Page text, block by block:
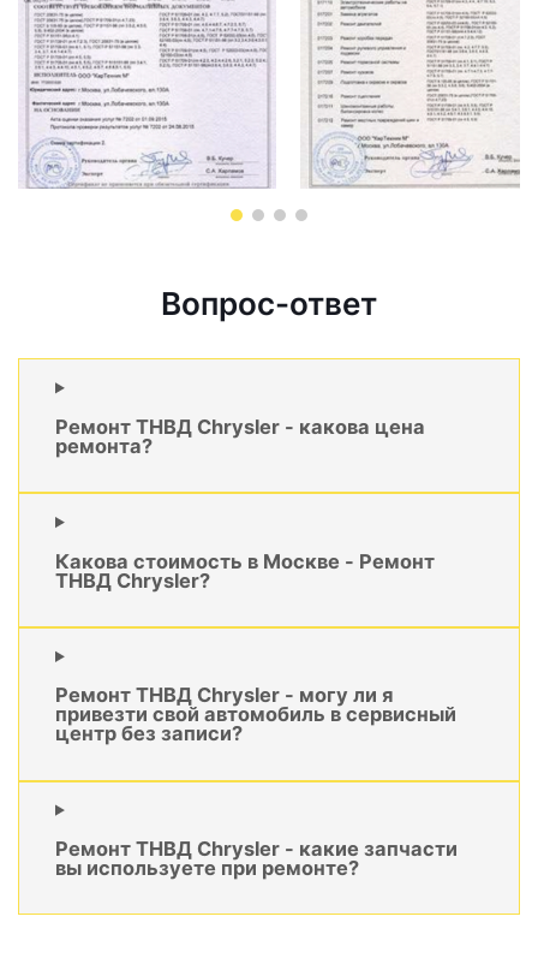
Вопрос-ответ
Ремонт ТНВД Chrysler - какова цена
ремонта?
Какова стоимость в Москве - Ремонт
ТНВД Chrysler?
Ремонт ТНВД Chrysler - могу ли я
привезти свой автомобиль в сервисный
центр без записи?
Ремонт ТНВД Chrysler - какие запчасти
вы используете при ремонте?